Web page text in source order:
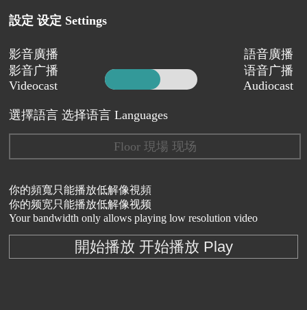
設定 设定 Settings
影音廣播
影音广播
Videocast
語音廣播
语音广播
Audiocast
選擇語言 选择语言 Languages
Floor 現場 现场
你的頻寬只能播放低解像視頻
你的频宽只能播放低解像视频
Your bandwidth only allows playing low resolution video
開始播放 开始播放 Play